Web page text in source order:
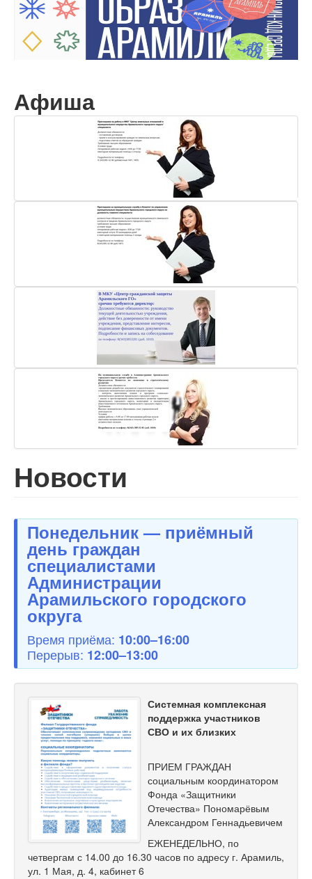
Афиша
Новости
Понедельник — приёмный
день граждан
специалистами
Администрации
Арамильского городского
округа
Время приёма: 10:00–16:00
Перерыв: 12:00–13:00
Системная комплексная
поддержка участников
СВО и их близких
ПРИЕМ ГРАЖДАН
социальным координатором
Фонда «Защитники
Отечества» Пономарёвым
Александром Геннадьевичем
ЕЖЕНЕДЕЛЬНО, по
четвергам с 14.00 до 16.30 часов по адресу г. Арамиль,
ул. 1 Мая, д. 4, кабинет 6